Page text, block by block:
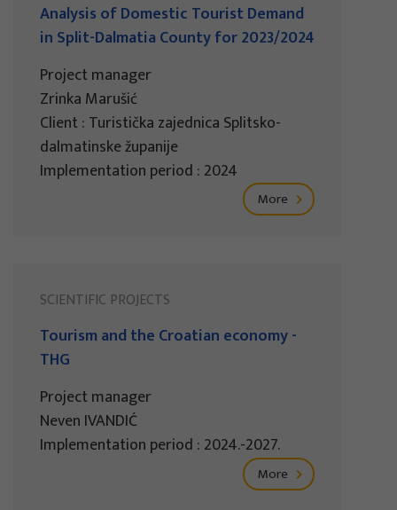
Analysis of Domestic Tourist Demand
in Split-Dalmatia County for 2023/2024
Project manager
Zrinka Marušić
Client : Turistička zajednica Splitsko-
dalmatinske županije
Implementation period : 2024
More
SCIENTIFIC PROJECTS
Tourism and the Croatian economy -
THG
Project manager
Neven IVANDIĆ
Implementation period : 2024.-2027.
More